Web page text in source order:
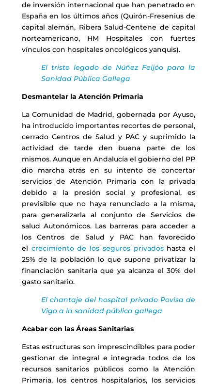
de inversión internacional que han penetrado en
España en los últimos años (Quirón-Fresenius de
capital alemán, Ribera Salud-Centene de capital
norteamericano, HM Hospitales con fuertes
vínculos con hospitales oncológicos yanquis).
El triste legado de Núñez Feijóo para la
Sanidad Pública Gallega
Desmantelar la Atención Primaria
La Comunidad de Madrid, gobernada por Ayuso,
ha introducido importantes recortes de personal,
cerrado Centros de Salud y PAC y suprimido la
actividad de tarde den buena parte de los
mismos. Aunque en Andalucía el gobierno del PP
dio marcha atrás en su intento de concertar
servicios de Atención Primaria con la privada
debido a la presión social y profesional, es
previsible que no haya renunciado a la misma,
para generalizarla al conjunto de Servicios de
salud Autonómicos. Las barreras para acceder a
los Centros de Salud y PAC han favorecido
el crecimiento de los seguros privadoshasta el
25% de la población lo que supone privatizar la
financiación sanitaria que ya alcanza el 30% del
gasto sanitario.
El chantaje del hospital privado Povisa de
Vigo a la sanidad pública gallega
Acabar con las Áreas Sanitarias
Estas estructuras son imprescindibles para poder
gestionar de integral e integrada todos de los
recursos sanitarios públicos como la Atención
Primaria, los centros hospitalarios, los servicios